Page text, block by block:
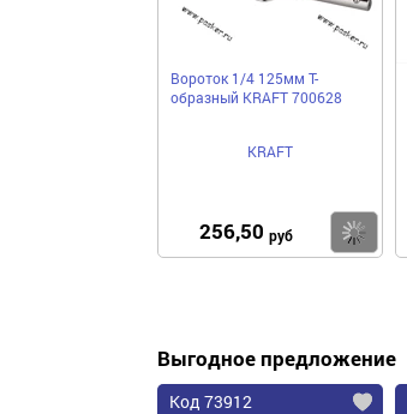
Вороток 1/4 125мм Т-
образный KRAFT 700628
KRAFT
256,50 руб
Выгодное предложение
Код 73912